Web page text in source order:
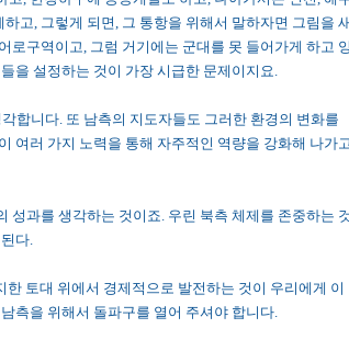
고, 그렇게 되면, 그 통항을 위해서 말하자면 그림을
로구역이고, 그럼 거기에는 군대를 못 들어가게 하고
을 설정하는 것이 가장 시급한 문제이지요.
합니다. 또 남측의 지도자들도 그러한 환경의 변화를
여러 가지 노력을 통해 자주적인 역량을 강화해 나가
성과를 생각하는 것이죠. 우린 북측 체제를 존중하는
다.
토대 위에서 경제적으로 발전하는 것이 우리에게 이
측을 위해서 돌파구를 열어 주셔야 합니다.